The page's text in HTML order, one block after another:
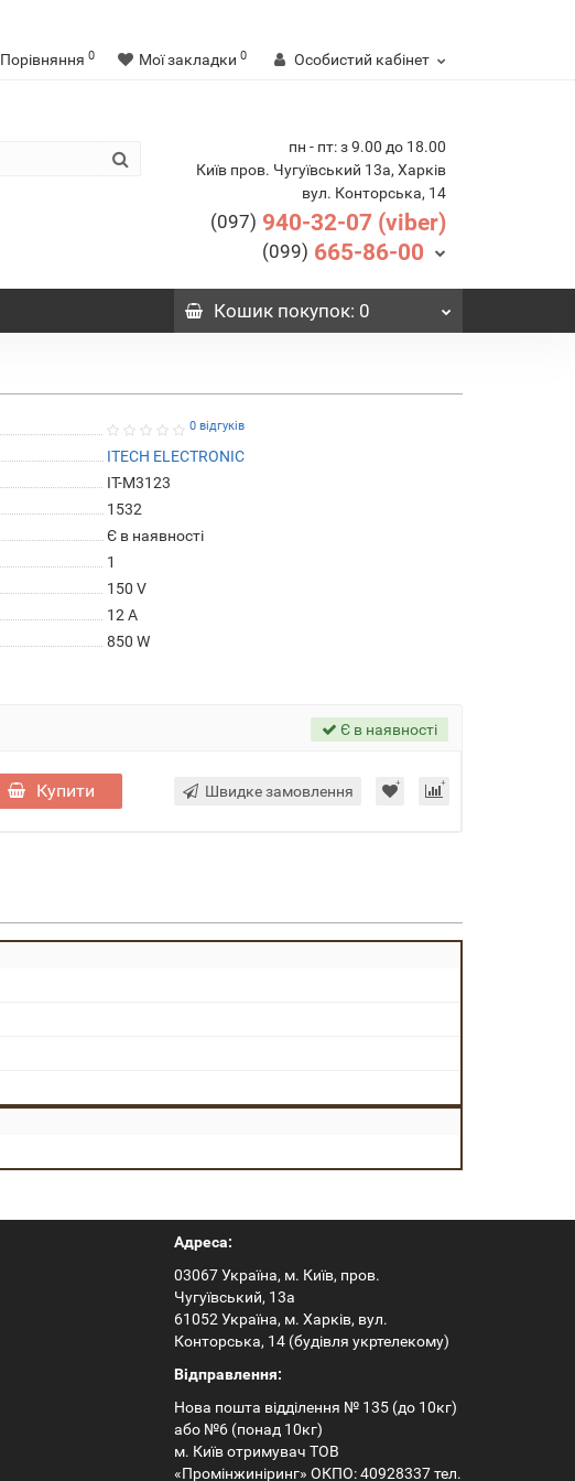
Порівняння 0 Мої закладки 0 Особистий кабінет
пн - пт: з 9.00 до 18.00
Київ пров. Чугуївський 13а, Харків
вул. Конторська, 14
(097) 940-32-07 (viber)
(099) 665-86-00
Кошикпокупок: 0
0 відгуків
ITECH ELECTRONIC
IT-M3123
1532
Є в наявності
1
150 V
12 A
850 W
Є в наявності
Купити Швидке замовлення
Адреса:
03067 Україна, м. Київ, пров.
Чугуївський, 13а
61052 Україна, м. Харків, вул.
Конторська, 14 (будівля укртелекому)
Відправлення:
Нова пошта відділення № 135 (до 10кг)
або №6 (понад 10кг)
м. Київ отримувач ТОВ
«Промінжиніринг» ОКПО: 40928337 тел.